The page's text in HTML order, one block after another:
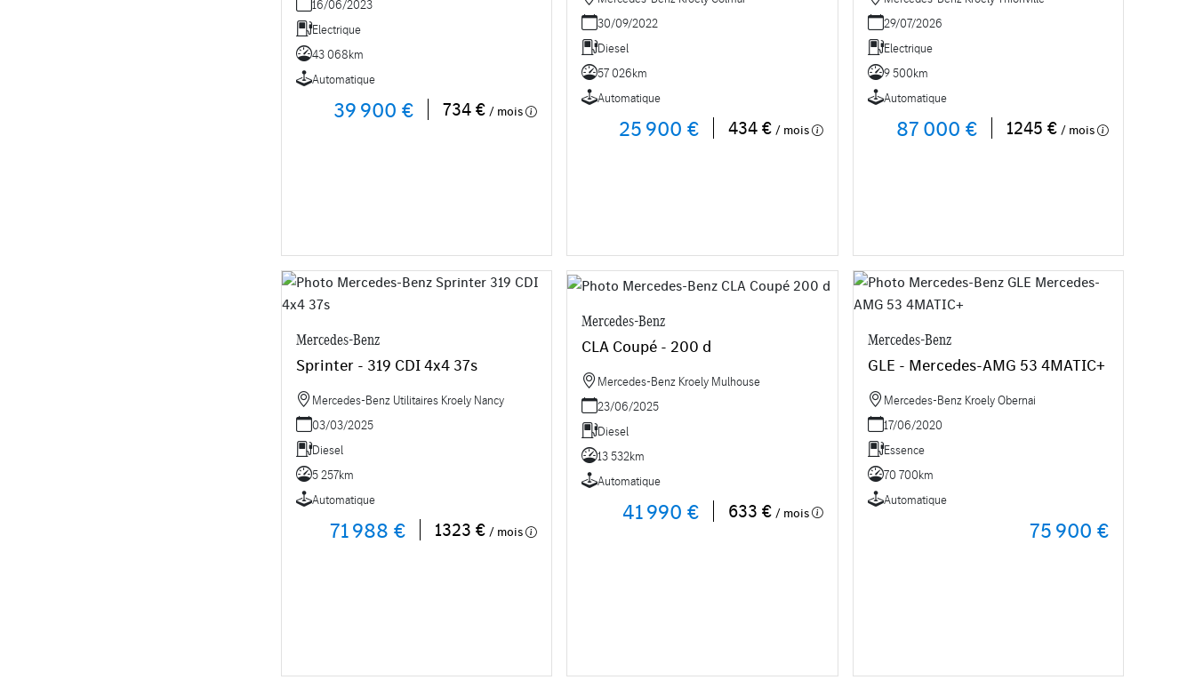
16/06/2023
Electrique
43 068km
Automatique
39 900 € 734 € / mois
30/09/2022
Diesel
57 026km
Automatique
25 900 € 434 € / mois
29/07/2026
Electrique
9 500km
Automatique
87 000 € 1245 € / mois
Mercedes-Benz
Sprinter - 319 CDI 4x4 37s
Mercedes-Benz Utilitaires Kroely Nancy
03/03/2025
Diesel
5 257km
Automatique
71 988 € 1323 € / mois
Mercedes-Benz
CLA Coupé - 200 d
Mercedes-Benz Kroely Mulhouse
23/06/2025
Diesel
13 532km
Automatique
41 990 € 633 € / mois
Mercedes-Benz
GLE - Mercedes-AMG 53 4MATIC+
Mercedes-Benz Kroely Obernai
17/06/2020
Essence
70 700km
Automatique
75 900 €